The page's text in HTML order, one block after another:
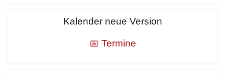
Kalender neue Version
📅 Termine